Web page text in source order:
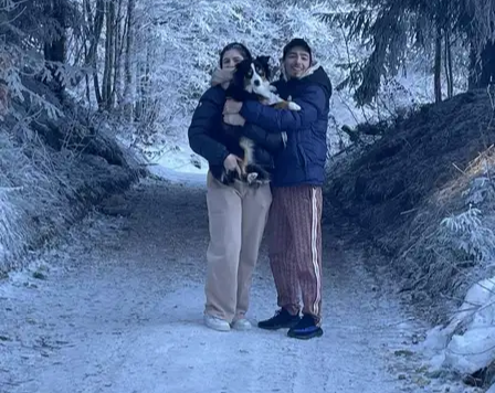
Nouveau
Aix-les-Bains, 73100
À 0,3 km
15 €de
Promenade de chiens à Aix-les-Bains
5
Pet sitters actifs
15 €
Prix typique
par promenade
5,00
Note moyenne
2